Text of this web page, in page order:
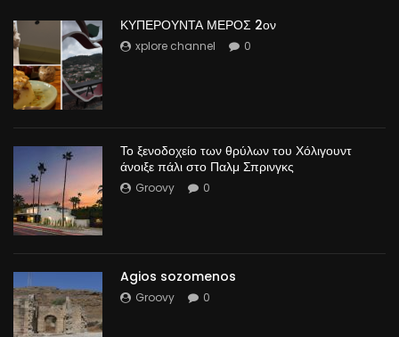
ΚΥΠΕΡΟΥΝΤΑ ΜΕΡΟΣ 2ον
xplore channel 0
Το ξενοδοχείο των θρύλων του Χόλιγουντ
άνοιξε πάλι στο Παλμ Σπρινγκς
Groovy 0
Agios sozomenos
Groovy 0